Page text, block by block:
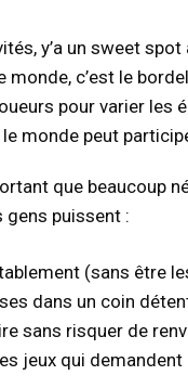
y’a un sweet
c’est le
pour varier
monde peut
que beaucoup
gens puissent :
(sans être
dans un coin
sans risquer de
jeux qui